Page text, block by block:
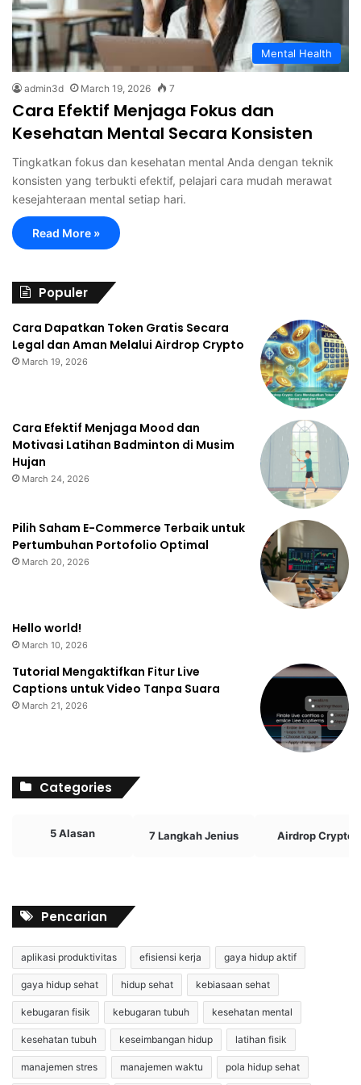
Mental Health
admin3d March 19, 2026 7
Cara Efektif Menjaga Fokus dan
Kesehatan Mental Secara Konsisten
Tingkatkan fokus dan kesehatan mental Anda dengan teknik
konsisten yang terbukti efektif, pelajari cara mudah merawat
kesejahteraan mental setiap hari.
Read More »
Populer
Cara Dapatkan Token Gratis Secara
Legal dan Aman Melalui Airdrop Crypto
March 19, 2026
Cara Efektif Menjaga Mood dan
Motivasi Latihan Badminton di Musim
Hujan
March 24, 2026
Pilih Saham E-Commerce Terbaik untuk
Pertumbuhan Portofolio Optimal
March 20, 2026
Hello world!
March 10, 2026
Tutorial Mengaktifkan Fitur Live
Captions untuk Video Tanpa Suara
March 21, 2026
Categories
5 Alasan 7 Langkah Jenius Airdrop Crypto
Pencarian
aplikasi produktivitas efisiensi kerja gaya hidup aktif
gaya hidup sehat hidup sehat kebiasaan sehat
kebugaran fisik kebugaran tubuh kesehatan mental
kesehatan tubuh keseimbangan hidup latihan fisik
manajemen stres manajemen waktu pola hidup sehat